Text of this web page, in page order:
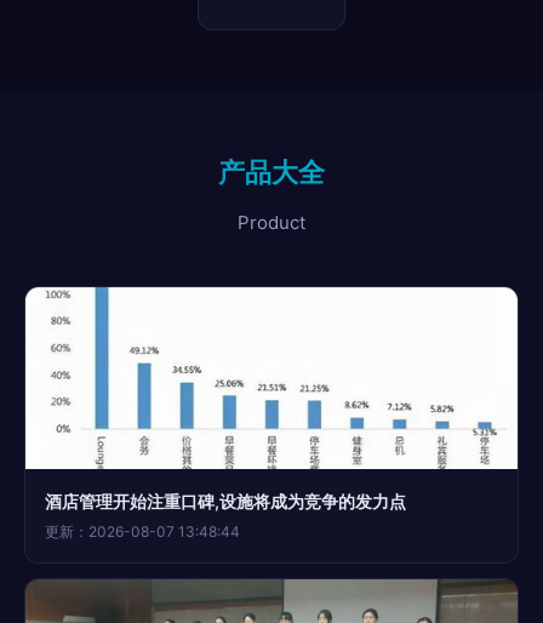
产品大全
Product
酒店管理开始注重口碑,设施将成为竞争的发力点
更新：2026-08-07 13:48:44